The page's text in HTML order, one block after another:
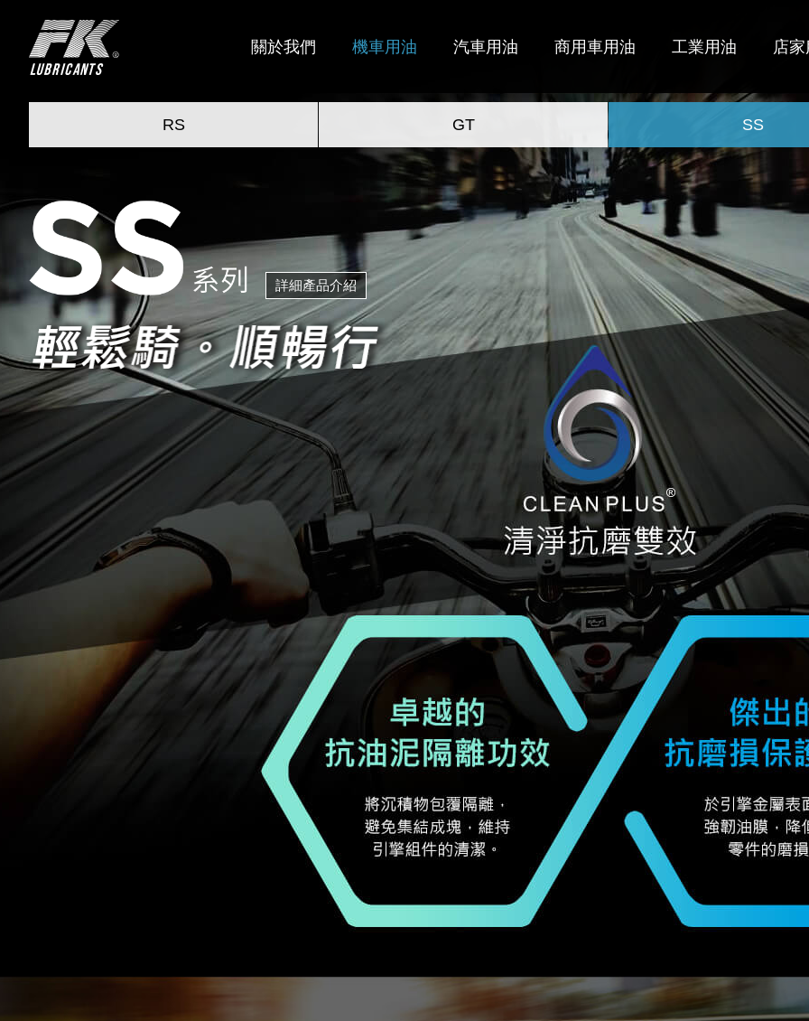
關於我們 機車用油 汽車用油 商用車用油 工業用油 店
RS GT SS
詳細產品介紹